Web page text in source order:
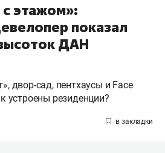
этажом»:
показал
ДАН
двор-сад, пентхаусы и Face
устроены резиденции?